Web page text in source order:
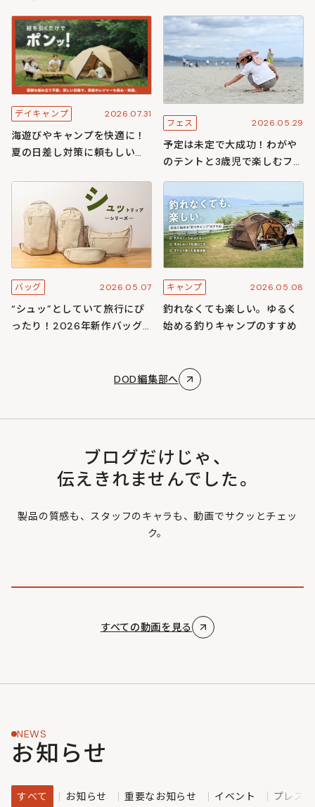
デイキャンプ 2026.07.31
海遊びやキャンプを快適に！
夏の日差し対策に頼もしいワ
ズ
フェス 2026.05.29
予定は未定で大成功！わがや
のテントと3歳児で楽しむフェ
スキャンプ
バッグ 2026.05.07
“シュッ”としていて旅行にぴ
ったり！2026年新作バッグ
キャンプ 2026.05.08
釣れなくても楽しい。ゆるく
始める釣りキャンプのすすめ
DOD編集部へ
ブログだけじゃ、
伝えきれませんでした。
製品の質感も、スタッフのキャラも、動画でサクッとチェッ
ク。
すべての動画を見る
NEWS
お知らせ
すべて お知らせ 重要なお知らせ イベント プレス